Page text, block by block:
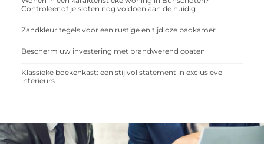
Controleer of je sloten nog voldoen aan de huidig
Zandkleur tegels voor een rustige en tijdloze badkamer
Bescherm uw investering met brandwerend coaten
Klassieke boekenkast: een stijlvol statement in exclusieve
interieurs